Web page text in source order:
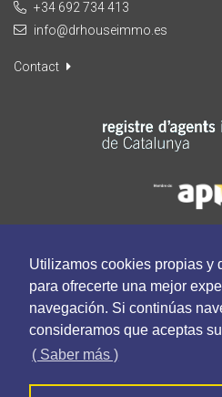
Utilizamos cookies propias y
para ofrecerte una mejor
navegación. Si continúas
consideramos que aceptas
( Saber más )
+34 692 734 413
info@drhouseimmo.es
Contact